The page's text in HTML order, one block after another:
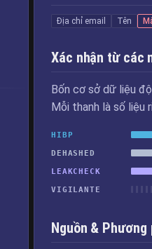
Địa chỉ email Tên
Xác nhận từ các
Bốn cơ sở dữ liệu
Mỗi thanh là số liệu
HIBP
DEHASHED
LEAKCHECK
VIGILANTE
Nguồn &